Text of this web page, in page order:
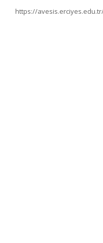
https://